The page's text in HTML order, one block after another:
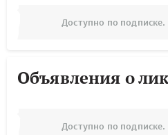
Доступно по подписке.
Объявления о
Доступно по подписке.